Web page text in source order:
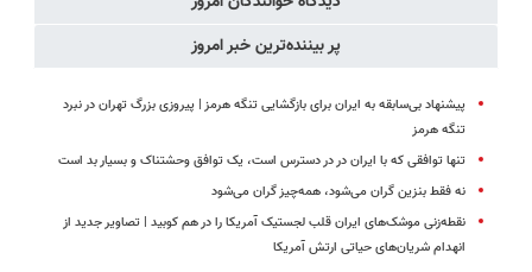
پر بیننده‌ترین خبر امروز
پیشنهاد بی‌سابقه به ایران برای بازگشایی تنگه هرمز | پیروزی بزرگ تهران در نبرد
تنگه هرمز
تنها توافقی که با ایران در در دسترس است، یک توافق وحشتناک و بسیار بد است
نه فقط بنزین گران می‌شود، همه‌چیز گران می‌شود
نقطه‌زنی موشک‌های ایران قلب لجستیک آمریکا را در هم کوبید | تصاویر جدید از
انهدام شریان‌های حیاتی ارتش آمریکا